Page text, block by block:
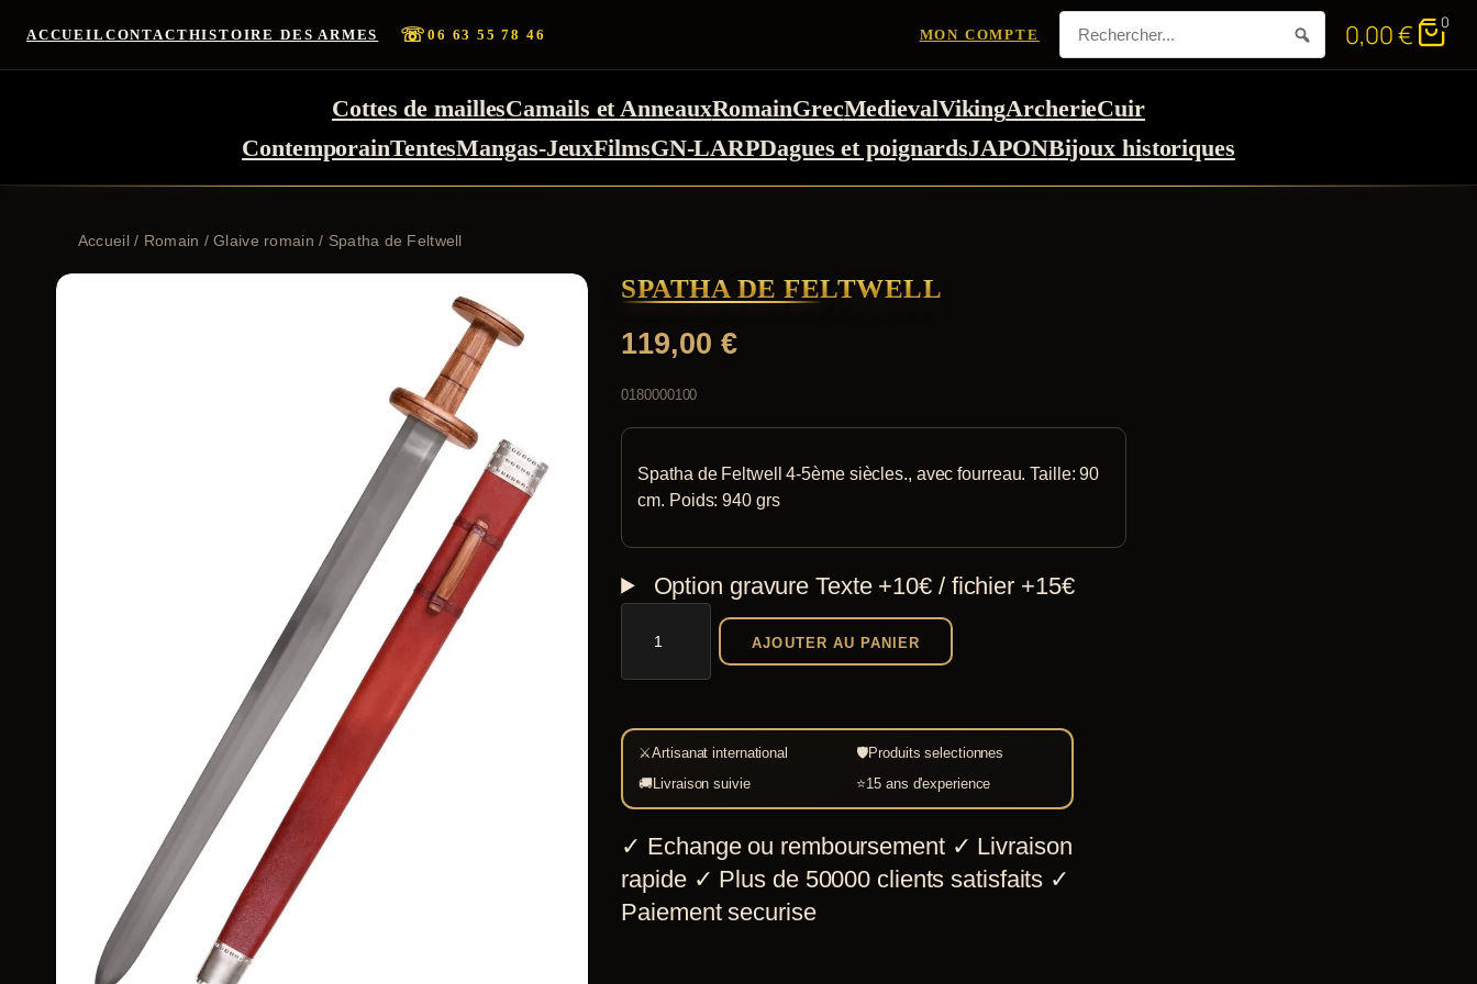
ACCUEIL CONTACTHISTOIRE DES ARMES ☏06 63 55 78 46 MON COMPTE 0,00€ 0
Cottes de maillesCamails et AnneauxRomainGrecMedievalVikingArcherieCuir
ContemporainTentesMangas-JeuxFilmsGN-LARPDagues et poignardsJAPONBijoux historiques
Accueil/ Romain /Glaive romain / Spatha de Feltwell
SPATHA DE FELTWELL
119,00 €
0180000100
Spatha de Feltwell 4-5ème siècles., avec fourreau. Taille: 90
cm. Poids: 940 grs
Option gravure Texte +10€ / fichier +15€
Spatha
Feltwell
AJOUTER AU PANIER
⚔Artisanat international 🛡Produits selectionnes
🚚Livraison suivie ⭐15 ans d'experience
✓ Echange ou remboursement ✓ Livraison
rapide ✓ Plus de 50000 clients satisfaits ✓
Paiement securise